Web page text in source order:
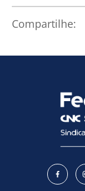
Compartilhe: